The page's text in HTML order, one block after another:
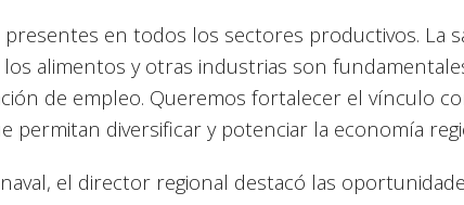
presentes en todos los sectores productivos. La
alimentos y otras industrias son
de empleo. Queremos fortalecer el vínculo
permitan diversificar y potenciar la economía
el director regional destacó las